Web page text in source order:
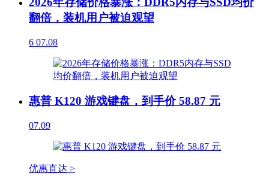
翻倍，装机用户被迫观望
6 07.08
惠普 K120 游戏键盘，到手价 58.87 元
07.09
优惠直达 >